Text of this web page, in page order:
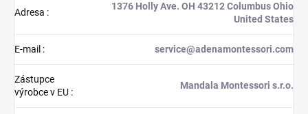
Adresa :
1376 Holly Ave. OH 43212 Columbus Ohio
United States
E-mail : service@adenamontessori.com
Zástupce
výrobce v EU :
Mandala Montessori s.r.o.